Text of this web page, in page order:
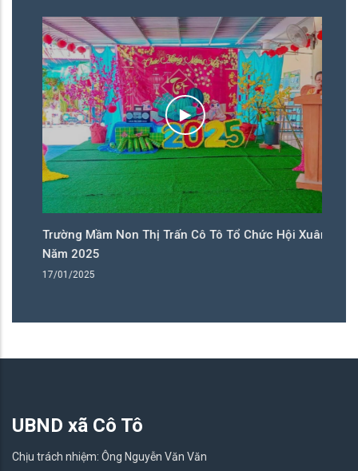
Trường Mầm Non Thị Trấn Cô Tô Tổ Chức Hội Xuân
Năm 2025
17/01/2025
UBND xã Cô Tô
Chịu trách nhiệm: Ông Nguyễn Văn Văn